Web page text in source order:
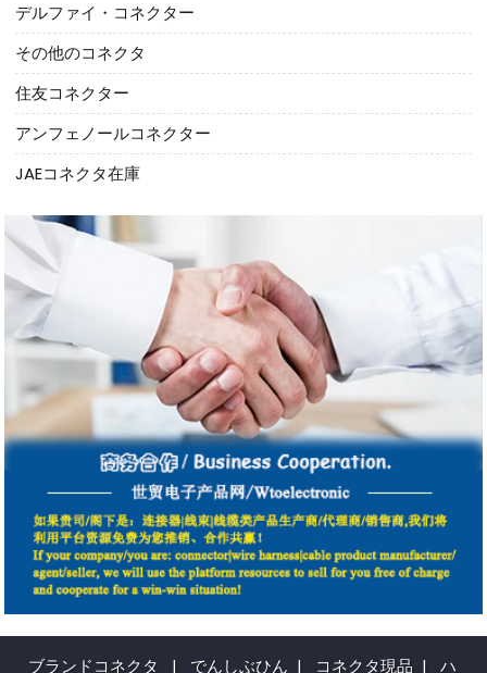
デルファイ・コネクター
その他のコネクタ
住友コネクター
アンフェノールコネクター
JAEコネクタ在庫
ブランドコネクタ | でんしぶひん | コネクタ現品 | ハ